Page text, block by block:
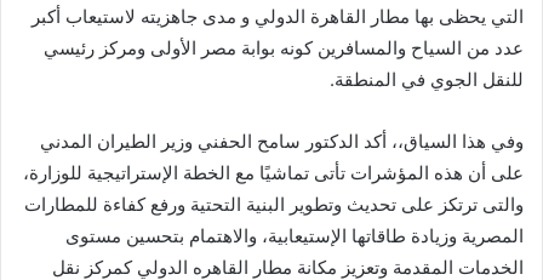
التي يحظى بها مطار القاهرة الدولي و مدى جاهزيته لاستيعاب أكبر
عدد من السياح والمسافرين كونه بوابة مصر الأولى ومركز رئيسي
للنقل الجوي في المنطقة.
وفي هذا السياق،، أكد الدكتور سامح الحفني وزير الطيران المدني
على أن هذه المؤشرات تأتى تماشيًا مع الخطة الإستراتيجية للوزارة،
والتى ترتكز على تحديث وتطوير البنية التحتية ورفع كفاءة للمطارات
المصرية وزيادة طاقاتها الإستيعابية، والاهتمام بتحسين مستوى
الخدمات المقدمة وتعزيز مكانة مطار القاهره الدولي كمركز نقل